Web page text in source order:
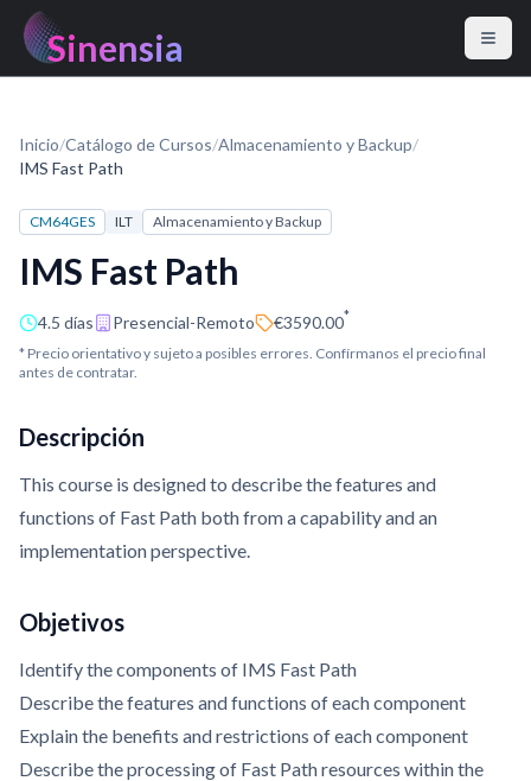
Sinensia
Inicio/Catálogo de Cursos/Almacenamiento y Backup/
IMS Fast Path
CM64GES ILT Almacenamiento y Backup
IMS Fast Path
4.5 días Presencial-Remoto €3590.00*
* Precio orientativo y sujeto a posibles errores. Confírmanos el precio final
antes de contratar.
Descripción
This course is designed to describe the features and
functions of Fast Path both from a capability and an
implementation perspective.
Objetivos
Identify the components of IMS Fast Path
Describe the features and functions of each component
Explain the benefits and restrictions of each component
Describe the processing of Fast Path resources within the